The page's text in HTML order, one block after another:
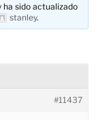
ha sido actualizado
stanley.
#11437